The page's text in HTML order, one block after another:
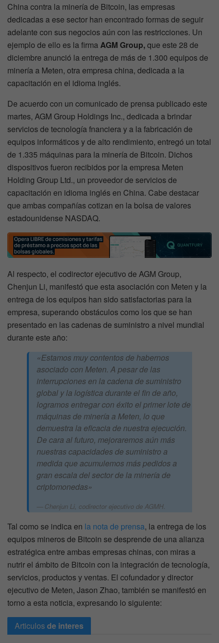
China contra la minería de Bitcoin, las empresas
dedicadas a ese sector han encontrado formas de seguir
adelante con sus negocios aún con las restricciones. Un
ejemplo de ello es la firmaAGM Group,que este 28 de
diciembre anunció la entrega de más de 1.300 equipos de
minería a Meten, otra empresa china, dedicada a la
capacitación en el idioma inglés.
De acuerdo con un comunicado de prensa publicado este
martes, AGM Group Holdings Inc., dedicada a brindar
servicios de tecnología fnanciera y a la fabricación de
equipos informáticos y de alto rendimiento, entregó un total
de 1.335 máquinas para la minería de Bitcoin. Dichos
dispositivos fueron recibidos por la empresa Meten
Holding Group Ltd., un proveedor de servicios de
capacitación en idioma inglés en China. Cabe destacar
que ambas compañías cotizan en la bolsa de valores
estadounidense NASDAQ.
Al respecto, el codirector ejecutivo de AGM Group,
Chenjun Li, manifestó que esta asociación con Meten y la
entrega de los equipos han sido satisfactorias para la
empresa, superando obstáculos como los que se han
presentado en las cadenas de suministro a nivel mundial
durante este año:
«Estamos muy contentos de habernos
asociado con Meten. A pesar de las
interrupciones en la cadena de suministro
global y la logística durante el fin de año,
logramos entregar con éxito el primer lote de
máquinas de minería a Meten, lo que
demuestra la eficacia de nuestra ejecución.
De cara al futuro, mejoraremos aún más
nuestras capacidades de suministro a
medida que acumulemos más pedidos a
gran escala del sector de la minería de
criptomonedas»
Chenjun Li, codirector ejecutivo de AGMH.
Tal como se indica en la nota de prensa, la entrega de los
equipos mineros de Bitcoin se desprende de una alianza
estratégica entre ambas empresas chinas, con miras a
nutrir el ámbito de Bitcoin con la integración de tecnología,
servicios, productos y ventas. El cofundador y director
ejecutivo de Meten, Jason Zhao, también se manifestó en
torno a esta noticia, expresando lo siguiente:
Articulosde interes